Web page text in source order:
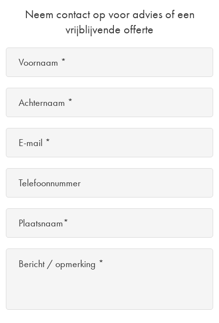
Neem contact op voor advies of een
vrijblijvende offerte
(Vereist)
(Vereist)
*
(Vereist)
*